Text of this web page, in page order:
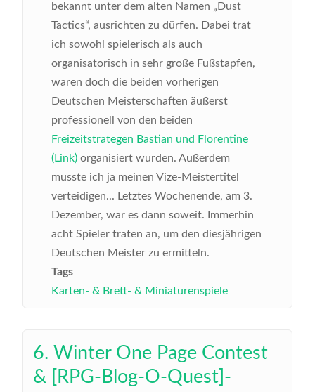
bekannt unter dem alten Namen „Dust
Tactics“, ausrichten zu dürfen. Dabei trat
ich sowohl spielerisch als auch
organisatorisch in sehr große Fußstapfen,
waren doch die beiden vorherigen
Deutschen Meisterschaften äußerst
professionell von den beiden
Freizeitstrategen Bastian und Florentine
(Link) organisiert wurden. Außerdem
musste ich ja meinen Vize-Meistertitel
verteidigen... Letztes Wochenende, am 3.
Dezember, war es dann soweit. Immerhin
acht Spieler traten an, um den diesjährigen
Deutschen Meister zu ermitteln.
Tags
Karten- & Brett- & Miniaturenspiele
6. Winter One Page Contest
& [RPG-Blog-O-Quest]-